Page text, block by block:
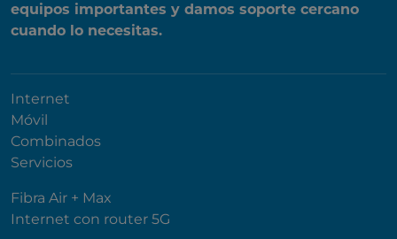
equipos importantes y damos soporte cercano
cuando lo necesitas.
Internet
Móvil
Combinados
Servicios
Fibra Air + Max
Internet con router 5G